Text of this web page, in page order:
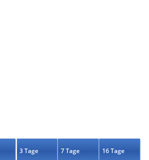
3 Tage 7 Tage 16 Tage